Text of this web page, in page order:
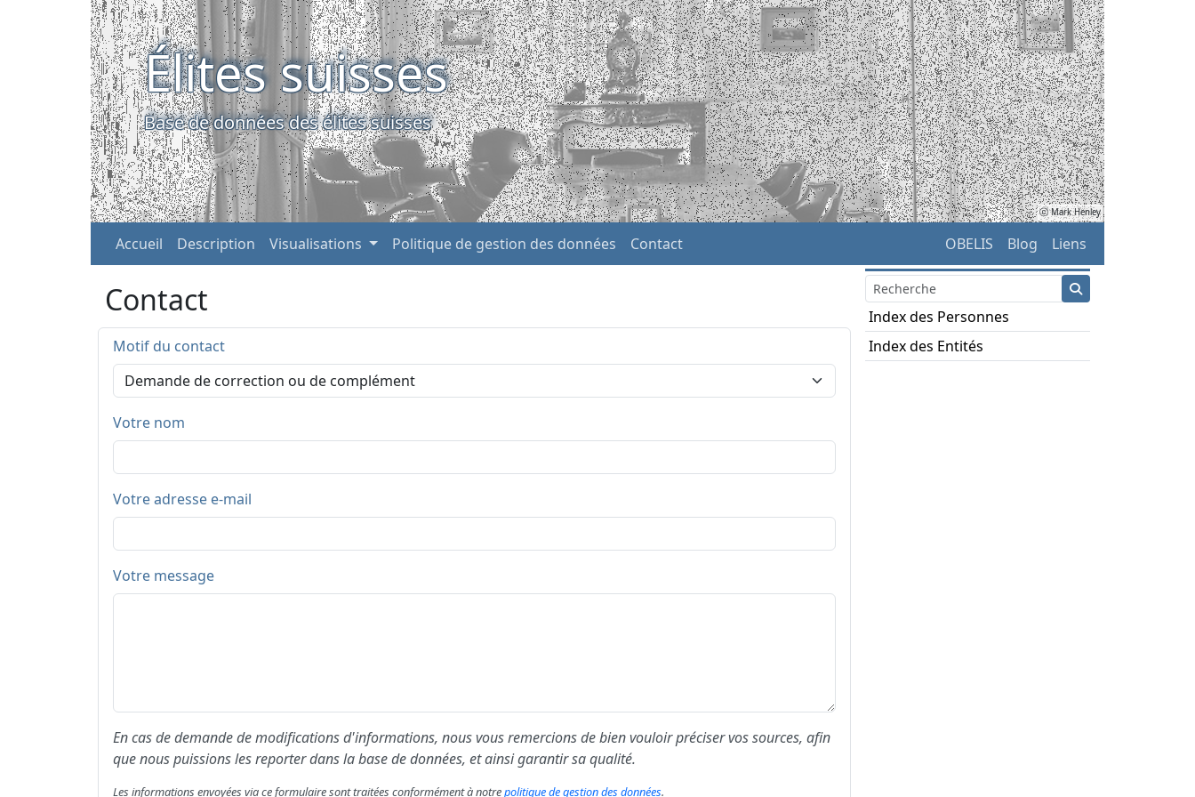
Élites suisses
Base de données des élites suisses
ⓒ Mark Henley
Accueil Description Visualisations Politique de gestion des données Contact OBELIS Blog Liens
Contact
Motif du contact
Votre nom
Votre adresse e-mail
Votre message
En cas de demande de modifications d'informations, nous vous remercions de bien vouloir préciser vos sources, afin
que nous puissions les reporter dans la base de données, et ainsi garantir sa qualité.
Les informations envoyées via ce formulaire sont traitées conformément à notrepolitique de gestion des données.
Index des Personnes
Index des Entités